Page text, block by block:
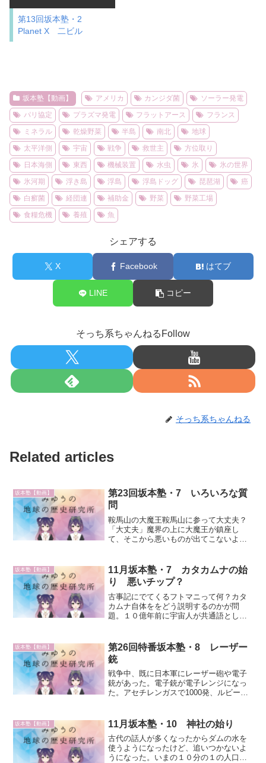
第13回坂本塾・2
Planet X 二ビル
坂本塾【動画】 アメリカ カンジダ菌
ソーラー発電
パリ協定
プラズマ発電 フラットアース
フランス
ミネラル
乾燥野菜 半島 南北
地球
太平洋側
宇宙 戦争 救世主
方位取り
日本海側
東西 機械装置 水虫 氷
氷の世界
氷河期
浮き島 浮島 浮島ドッグ 琵琶湖
癌
白癬菌
経団連 補助金 野菜
野菜工場
食糧危機
養殖 魚
シェアする
X Facebook はてブ
LINE コピー
そっち系ちゃんねるFollow
そっち系ちゃんねる
Related articles
坂本塾【動画】
第23回坂本塾・7 いろいろな質
問
鞍馬山の大魔王鞍馬山に参って大丈夫？
「大丈夫」魔界の上に大魔王が鎮座し
て、そこから悪いものが出てこないよう
迎えにくる義経：大魔王の下に魔王が200
万体、それに力を付けて...
坂本塾【動画】
11月坂本塾・7 カタカムナの始
り 悪いチップ？
古事記にでてくるフトマニって何？カタ
カムナ自体ををどう説明するのかが問
題。１０億年前に宇宙人が共通語として
をもって降りてきた、その言葉が日本
語。カタカムナはカタカナとし...
坂本塾【動画】
第26回特番坂本塾・8 レーザー
銃
戦争中、既に日本軍にレーザー砲や電子
銃があった。電子銃が電子レンジになっ
た。アセチレンガスで1000発、ルビー式
ばかり、レーザー砲なら資源不要で1万発
撃てる高一の時、昭...
坂本塾【動画】 11月坂本塾・10 神社の始り
古代の話人が多くなったからダムの水を
使うようになったけど、追いつかないよ
うになった。いまの１０分の１の人口な